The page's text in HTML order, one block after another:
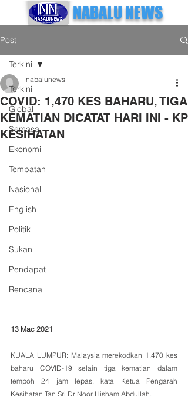
NABALU NEWS
Post
Terkini
Global
Semasa
Ekonomi
Tempatan
Nasional
English
Politik
Sukan
Pendapat
Rencana
Terkini
COVID: 1,470 KES BAHARU, TIGA
KEMATIAN DICATAT HARI INI - KP
KESIHATAN
nabalunews
13 Mac 2021
KUALA LUMPUR: Malaysia merekodkan 1,470 kes
baharu COVID-19 selain tiga kematian dalam
tempoh 24 jam lepas, kata Ketua Pengarah
Kesihatan Tan Sri Dr Noor Hisham Abdullah.